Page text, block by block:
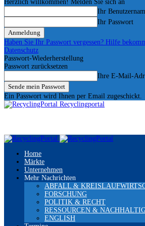
Herzlich willkommen! Melden Sie sich an
Ihr
Ihr Passwort
Haben Sie Ihr Passwort vergessen? Hilfe
Datenschutz
Passwort-Wiederherstellung
Passwort zurücksetzen
Ihre E-Mail-
Ein Passwort wird Ihnen per Email zugeschickt.
Recyclingportal
Home
Märkte
Unternehmen
Mehr Nachrichten
ABFALL &
FORSCHUNG
POLITIK & RECHT
RESSOURCEN &
ENGLISH